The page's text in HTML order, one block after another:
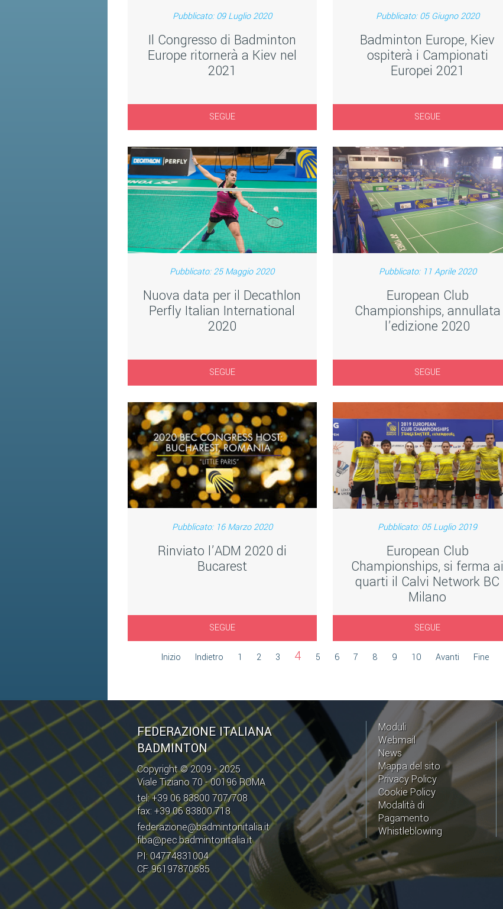
Pubblicato: 09 Luglio 2020
Il Congresso di Badminton
Europe ritornerà a Kiev nel
2021
SEGUE
Pubblicato: 05 Giugno 2020
Badminton Europe, Kiev
ospiterà i Campionati
Europei 2021
SEGUE
Pubblicato: 25 Maggio 2020
Nuova data per il Decathlon
Perfly Italian International
2020
SEGUE
Pubblicato: 11 Aprile 2020
European Club
Championships, annullata
l’edizione 2020
SEGUE
Pubblicato: 16 Marzo 2020
Rinviato l’ADM 2020 di
Bucarest
SEGUE
Pubblicato: 05 Luglio 2019
European Club
Championships, si ferma ai
quarti il Calvi Network BC
Milano
SEGUE
Inizio Indietro 1 2 3 4 5 6 7 8 9 10 Avanti Fine
FEDERAZIONE ITALIANA
BADMINTON
Copyright © 2009 - 2025
Viale Tiziano 70 - 00196 ROMA
tel: +39 06 83800 707/708
fax: +39 06 83800 718
federazione@badmintonitalia.it
fiba@pec.badmintonitalia.it
PI: 04774831004
CF: 96197870585
Moduli
Webmail
News
Mappa del sito
Privacy Policy
Cookie Policy
Modalità di
Pagamento
Whistleblowing